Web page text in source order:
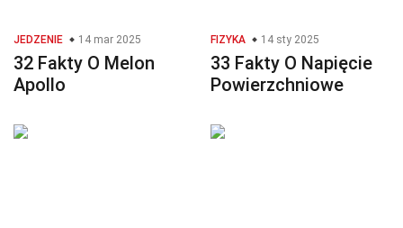
JEDZENIE 14 mar 2025
32 Fakty O Melon
Apollo
FIZYKA 14 sty 2025
33 Fakty O Napięcie
Powierzchniowe